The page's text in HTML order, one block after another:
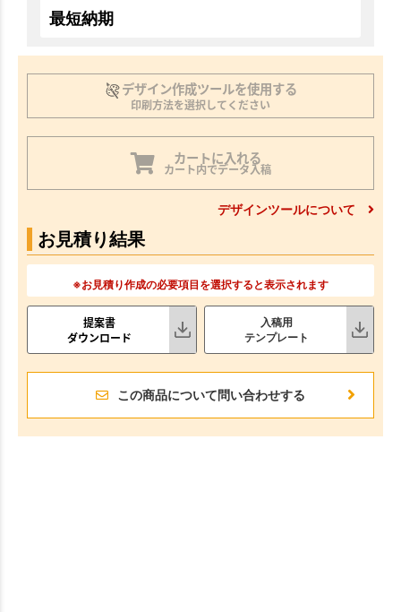
最短納期
デザイン作成ツールを使用する
印刷方法を選択してください
カートに入れる
カート内でデータ入稿
デザインツールについて
お見積り結果
※お見積り作成の必要項目を選択すると表示されます
提案書
ダウンロード
入稿用
テンプレート
この商品について問い合わせする